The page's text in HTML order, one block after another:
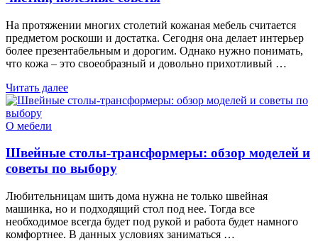
На протяжении многих столетий кожаная мебель считается
предметом роскоши и достатка. Сегодня она делает интерьер
более презентабельным и дорогим. Однако нужно понимать,
что кожа – это своеобразный и довольно прихотливый …
Читать далее
О мебели
Швейные столы-трансформеры: обзор моделей и
советы по выбору
Любительницам шить дома нужна не только швейная
машинка, но и подходящий стол под нее. Тогда все
необходимое всегда будет под рукой и работа будет намного
комфортнее. В данных условиях заниматься …